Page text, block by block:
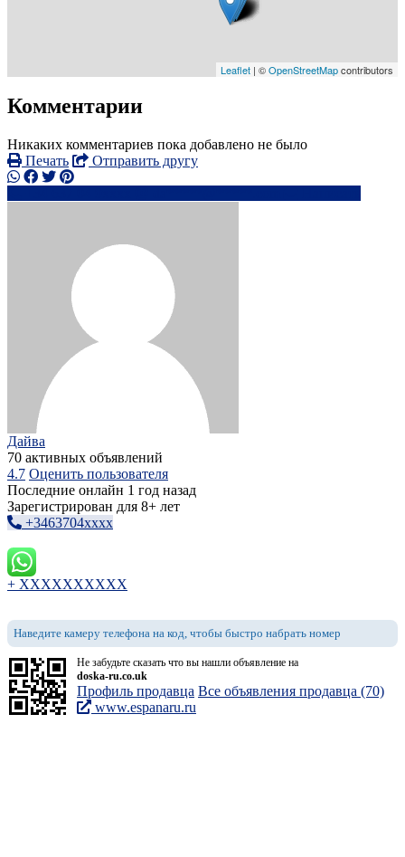
Leaflet | ©OpenStreetMapcontributors
Комментарии
Никаких комментариев пока добавлено не было
Печать
Отправить другу
Дайва
70 активных объявлений
4.7 Оценить пользователя
Последние онлайн 1 год назад
Зарегистрирован для 8+ лет
+3463704xxxx
+ XXXXXXXXXX
Наведите камеру телефона на код, чтобы быстро набрать номер
Не забудьте сказать что вы нашли объявление на
doska-ru.co.uk
Профиль продавца Все объявления продавца (70)
www.espanaru.ru